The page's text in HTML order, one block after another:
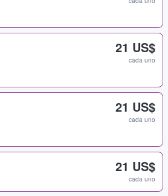
21 US$
cada uno
21 US$
cada uno
21 US$
cada uno